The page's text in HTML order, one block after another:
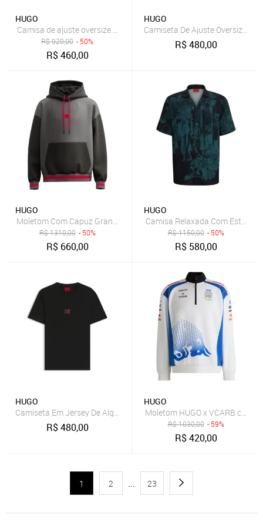
HUGO
Camisa de ajuste oversize com fecho frontal
R$920,00 - 50%
R$460,00
HUGO
Camiseta De Ajuste Oversized
R$480,00
HUGO
Moletom Com Capuz Grande Hugo X Rb Com Motivo De Touro
R$1310,00 - 50%
R$ 660,00
HUGO
Camisa Relaxada Com
R$1150,00 - 50%
R$ 580,00
HUGO
Camiseta Em Jersey De Algodão Com Logo
R$480,00
HUGO
Moletom HUGO x VCARB com
R$1030,00 - 59%
R$420,00
1 2 ... 23